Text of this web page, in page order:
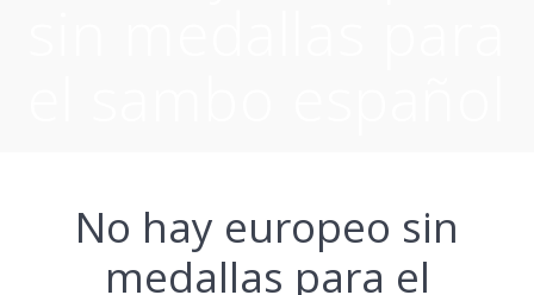
No hay europeo sin
medallas para el